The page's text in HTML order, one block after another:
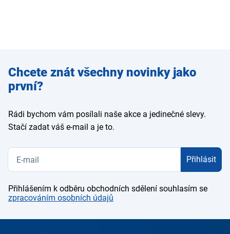
Zadejte
e-mail
Chcete znát všechny novinky jako
první?
Rádi bychom vám posílali naše akce a jedinečné slevy.
Stačí zadat váš e-mail a je to.
Přihlásit
Přihlášením k odběru obchodních sdělení souhlasím se
zpracováním osobních údajů